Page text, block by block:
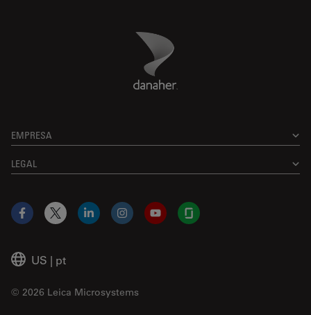
Danaher Logo
EMPRESA
LEGAL
US | pt
© 2026 Leica Microsystems
Facebook
X LinkedInInstagramYouTubeGlassdoor